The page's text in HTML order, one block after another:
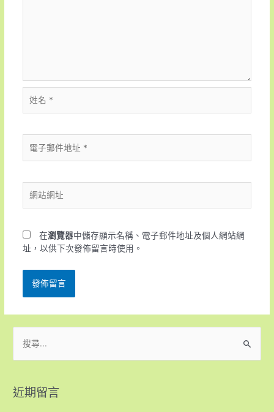
在瀏覽器中儲存顯示名稱、電子郵件地址及個人網站網
址，以供下次發佈留言時使用。
近期留言